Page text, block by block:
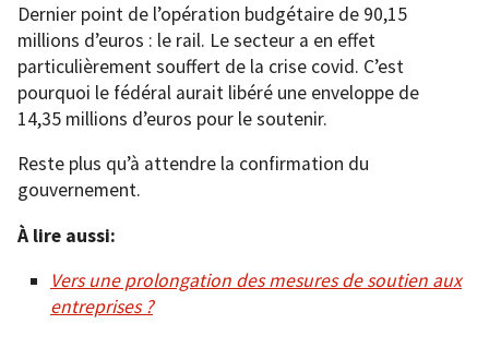
Dernier point de l’opération budgétaire de 90,15
millions d’euros : le rail. Le secteur a en effet
particulièrement souffert de la crise covid. C’est
pourquoi le fédéral aurait libéré une enveloppe de
14,35 millions d’euros pour le soutenir.
Reste plus qu’à attendre la confirmation du
gouvernement.
À lire aussi:
Vers une prolongation des mesures de soutien aux
entreprises ?